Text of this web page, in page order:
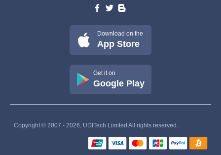
Download on the
App Store
Get it on
Google Play
Copyright © 2007 - 2026, UDITech Limited All rights reserved.